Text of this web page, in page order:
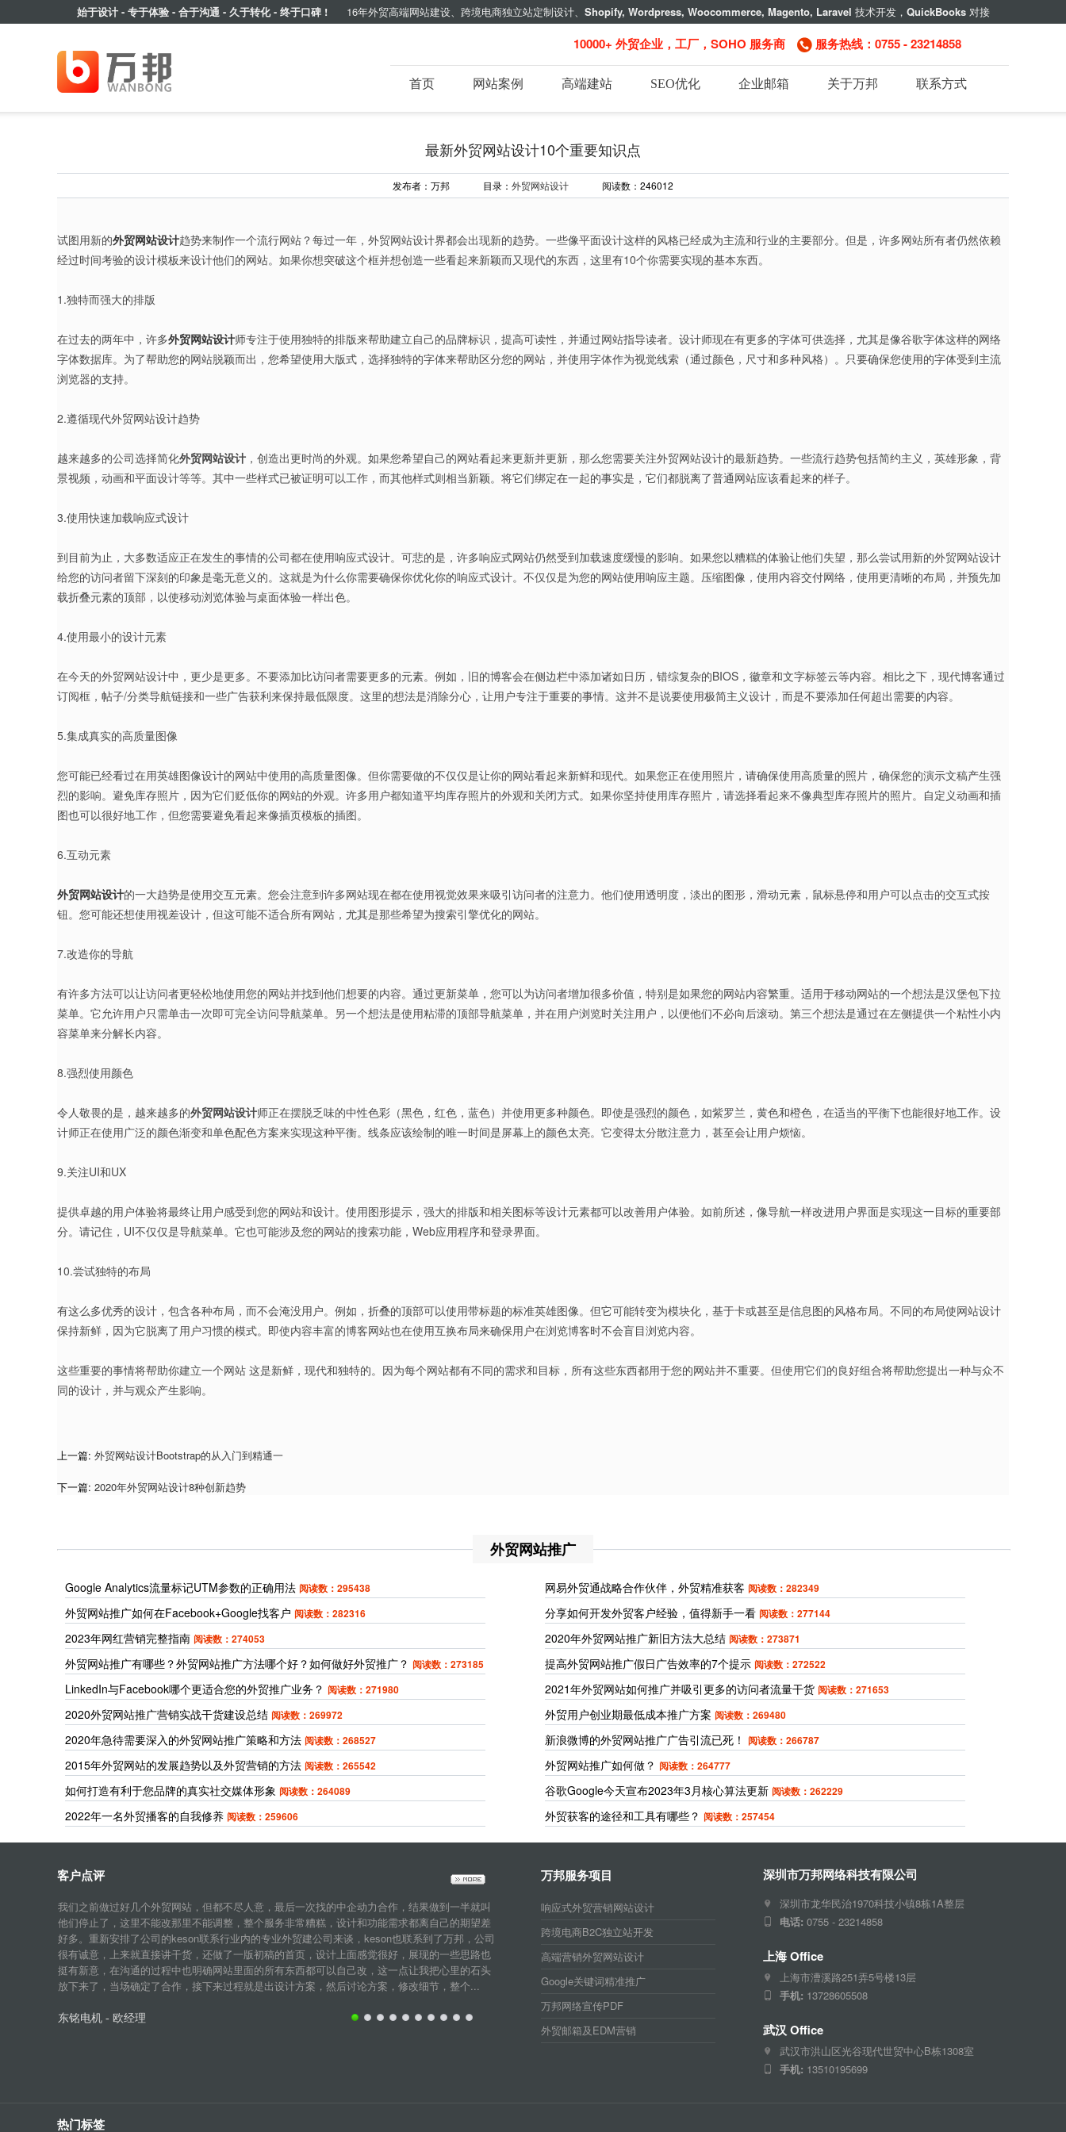
始于设计 - 专于体验 - 合于沟通 - 久于转化 - 终于口碑 !16年外贸高端网站建设、跨境电商独立站定制设计、 Shopify, Wordpress, Woocommerce, Magento, Laravel 技术开发， QuickBooks对接
10000+ 外贸企业，工厂，SOHO 服务商 服务热线：0755 - 23214858
首页 网站案例 高端建站 SEO优化 企业邮箱 关于万邦 联系方式
最新外贸网站设计10个重要知识点
发布者：万邦 目录： 外贸网站设计 阅读数：246012
试图用新的外贸网站设计趋势来制作一个流行网站？每过一年，外贸网站设计界都会出现新的趋势。一些像平面设计这样的风格已经成为主流和行业的主要部分。但是，许多网站所有者仍然依赖
经过时间考验的设计模板来设计他们的网站。如果你想突破这个框并想创造一些看起来新颖而又现代的东西，这里有10个你需要实现的基本东西。
1.独特而强大的排版
在过去的两年中，许多外贸网站设计师专注于使用独特的排版来帮助建立自己的品牌标识，提高可读性，并通过网站指导读者。设计师现在有更多的字体可供选择，尤其是像谷歌字体这样的网络
字体数据库。为了帮助您的网站脱颖而出，您希望使用大版式，选择独特的字体来帮助区分您的网站，并使用字体作为视觉线索（通过颜色，尺寸和多种风格）。只要确保您使用的字体受到主流
浏览器的支持。
2.遵循现代外贸网站设计趋势
越来越多的公司选择简化外贸网站设计 ，创造出更时尚的外观。如果您希望自己的网站看起来更新并更新，那么您需要关注外贸网站设计的最新趋势。一些流行趋势包括简约主义，英雄形象，背
景视频，动画和平面设计等等。其中一些样式已被证明可以工作，而其他样式则相当新颖。将它们绑定在一起的事实是，它们都脱离了普通网站应该看起来的样子。
3.使用快速加载响应式设计
到目前为止，大多数适应正在发生的事情的公司都在使用响应式设计。可悲的是，许多响应式网站仍然受到加载速度缓慢的影响。如果您以糟糕的体验让他们失望，那么尝试用新的外贸网站设计
给您的访问者留下深刻的印象是毫无意义的。这就是为什么你需要确保你优化你的响应式设计。不仅仅是为您的网站使用响应主题。压缩图像，使用内容交付网络，使用更清晰的布局，并预先加
载折叠元素的顶部，以使移动浏览体验与桌面体验一样出色。
4.使用最小的设计元素
在今天的外贸网站设计中，更少是更多。不要添加比访问者需要更多的元素。例如，旧的博客会在侧边栏中添加诸如日历，错综复杂的BIOS，徽章和文字标签云等内容。相比之下，现代博客通过
订阅框，帖子/分类导航链接和一些广告获利来保持最低限度。这里的想法是消除分心，让用户专注于重要的事情。这并不是说要使用极简主义设计，而是不要添加任何超出需要的内容。
5.集成真实的高质量图像
您可能已经看过在用英雄图像设计的网站中使用的高质量图像。但你需要做的不仅仅是让你的网站看起来新鲜和现代。如果您正在使用照片，请确保使用高质量的照片，确保您的演示文稿产生强
烈的影响。避免库存照片，因为它们贬低你的网站的外观。许多用户都知道平均库存照片的外观和关闭方式。如果你坚持使用库存照片，请选择看起来不像典型库存照片的照片。自定义动画和插
图也可以很好地工作，但您需要避免看起来像插页模板的插图。
6.互动元素
外贸网站设计的一大趋势是使用交互元素。您会注意到许多网站现在都在使用视觉效果来吸引访问者的注意力。他们使用透明度，淡出的图形，滑动元素，鼠标悬停和用户可以点击的交互式按
钮。您可能还想使用视差设计，但这可能不适合所有网站，尤其是那些希望为搜索引擎优化的网站。
7.改造你的导航
有许多方法可以让访问者更轻松地使用您的网站并找到他们想要的内容。通过更新菜单，您可以为访问者增加很多价值，特别是如果您的网站内容繁重。适用于移动网站的一个想法是汉堡包下拉
菜单。它允许用户只需单击一次即可完全访问导航菜单。另一个想法是使用粘滞的顶部导航菜单，并在用户浏览时关注用户，以便他们不必向后滚动。第三个想法是通过在左侧提供一个粘性小内
容菜单来分解长内容。
8.强烈使用颜色
令人敬畏的是，越来越多的外贸网站设计师正在摆脱乏味的中性色彩（黑色，红色，蓝色）并使用更多种颜色。即使是强烈的颜色，如紫罗兰，黄色和橙色，在适当的平衡下也能很好地工作。设
计师正在使用广泛的颜色渐变和单色配色方案来实现这种平衡。线条应该绘制的唯一时间是屏幕上的颜色太亮。它变得太分散注意力，甚至会让用户烦恼。
9.关注UI和UX
提供卓越的用户体验将最终让用户感受到您的网站和设计。使用图形提示，强大的排版和相关图标等设计元素都可以改善用户体验。如前所述，像导航一样改进用户界面是实现这一目标的重要部
分。请记住，UI不仅仅是导航菜单。它也可能涉及您的网站的搜索功能，Web应用程序和登录界面。
10.尝试独特的布局
有这么多优秀的设计，包含各种布局，而不会淹没用户。例如，折叠的顶部可以使用带标题的标准英雄图像。但它可能转变为模块化，基于卡或甚至是信息图的风格布局。不同的布局使网站设计
保持新鲜，因为它脱离了用户习惯的模式。即使内容丰富的博客网站也在使用互换布局来确保用户在浏览博客时不会盲目浏览内容。
这些重要的事情将帮助你建立一个网站 这是新鲜，现代和独特的。因为每个网站都有不同的需求和目标，所有这些东西都用于您的网站并不重要。但使用它们的良好组合将帮助您提出一种与众不
同的设计，并与观众产生影响。
上一篇: 外贸网站设计Bootstrap的从入门到精通一
下一篇: 2020年外贸网站设计8种创新趋势
外贸网站推广
Google Analytics流量标记UTM参数的正确用法 阅读数：295438 网易外贸通战略合作伙伴，外贸精准获客 阅读数：282349
外贸网站推广如何在Facebook+Google找客户 阅读数：282316 分享如何开发外贸客户经验，值得新手一看 阅读数：277144
2023年网红营销完整指南 阅读数：274053 2020年外贸网站推广新旧方法大总结 阅读数：273871
外贸网站推广有哪些？外贸网站推广方法哪个好？如何做好外贸推广？ 阅读数：273185 提高外贸网站推广假日广告效率的7个提示 阅读数：272522
LinkedIn与Facebook哪个更适合您的外贸推广业务？ 阅读数：271980 2021年外贸网站如何推广并吸引更多的访问者流量干货 阅读数：271653
2020外贸网站推广营销实战干货建设总结 阅读数：269972 外贸用户创业期最低成本推广方案 阅读数：269480
2020年急待需要深入的外贸网站推广策略和方法 阅读数：268527 新浪微博的外贸网站推广广告引流已死！ 阅读数：266787
2015年外贸网站的发展趋势以及外贸营销的方法 阅读数：265542 外贸网站推广如何做？ 阅读数：264777
如何打造有利于您品牌的真实社交媒体形象 阅读数：264089 谷歌Google今天宣布2023年3月核心算法更新 阅读数：262229
2022年一名外贸播客的自我修养 阅读数：259606 外贸获客的途径和工具有哪些？ 阅读数：257454
客户点评
我们之前做过好几个外贸网站，但都不尽人意，最后一次找的中企动力合作，结果做到一半就叫
他们停止了，这里不能改那里不能调整，整个服务非常糟糕，设计和功能需求都离自己的期望差
好多。重新安排了公司的keson联系行业内的专业外贸建公司来谈，keson也联系到了万邦，公司
很有诚意，上来就直接讲干货，还做了一版初稿的首页，设计上面感觉很好，展现的一些思路也
挺有新意，在沟通的过程中也明确网站里面的所有东西都可以自己改，这一点让我把心里的石头
放下来了，当场确定了合作，接下来过程就是出设计方案，然后讨论方案，修改细节，整个...
东铭电机 - 欧经理
万邦服务项目
响应式外贸营销网站设计
跨境电商B2C独立站开发
高端营销外贸网站设计
Google关键词精准推广
万邦网络宣传PDF
外贸邮箱及EDM营销
深圳市万邦网络科技有限公司
深圳市龙华民治1970科技小镇8栋1A整层
电话: 0755 - 23214858
上海 Office
上海市漕溪路251弄5号楼13层
手机: 13728605508
武汉 Office
武汉市洪山区光谷现代世贸中心B栋1308室
手机: 13510195699
热门标签